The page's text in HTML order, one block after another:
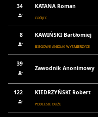
34 KATANA Roman
GRÓJEC
8 KAWIŃSKI Bartłomiej
BIEGOWE ANIOŁKI WYŚMIERZYCE
39
Zawodnik Anonimowy
122 KIEDRZYŃSKI Robert
PODLESIE DUŻE